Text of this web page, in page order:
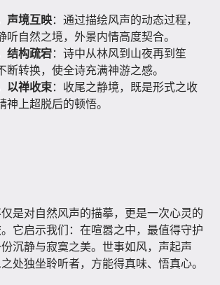
声境互映：通过描绘风声的动态过程，
听自然之境，外景内情高度契合。
结构疏宕：诗中从林风到山夜再到笙
断转换，使全诗充满神游之感。
以禅收束：收尾之静境，既是形式之收
神上超脱后的顿悟。
是对自然风声的描摹，更是一次心灵的
它启示我们：在喧嚣之中，最值得守护
沉静与寂寞之美。世事如风，声起声
处独坐聆听者，方能得真味、悟真心。